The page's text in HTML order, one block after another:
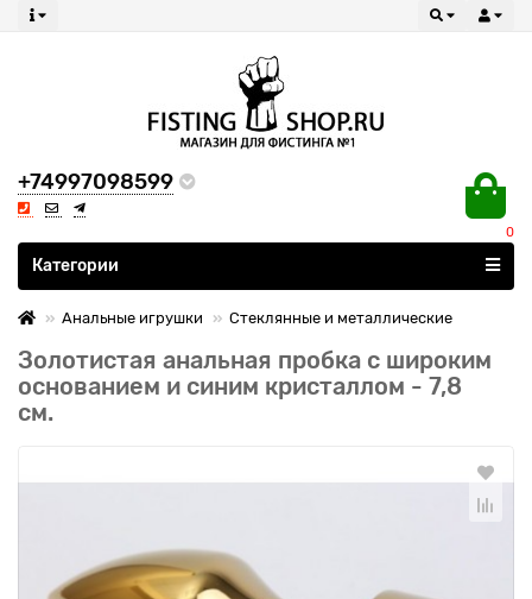
+74997098599
0
Все категории
Категории
Анальные игрушки Стеклянные и металлические
Золотистая анальная пробка с широким
основанием и синим кристаллом - 7,8
см.